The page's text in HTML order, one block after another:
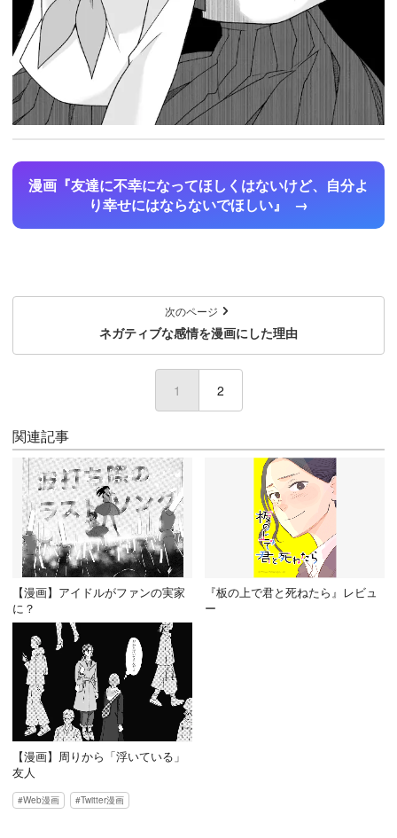
漫画『友達に不幸になってほしくはないけど、自分よ
り幸せにはならないでほしい』
次のページ
ネガティブな感情を漫画にした理由
1 (current)
2
関連記事
【漫画】アイドルがファンの実家
に？
『板の上で君と死ねたら』レビュ
ー
【漫画】周りから「浮いている」
友人
Web漫画 Twitter漫画